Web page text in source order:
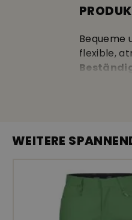
Bequeme
flexible,
WEITERE